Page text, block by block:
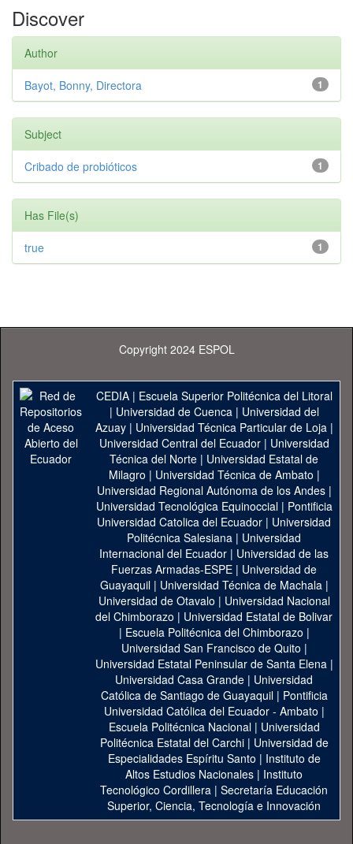
Discover
Author
1
Bayot, Bonny, Directora
Subject
1
Cribado de probióticos
Has File(s)
1
true
Copyright 2024 ESPOL
CEDIA| Escuela Superior Politécnica del Litoral
| Universidad de Cuenca| Universidad del
Azuay| Universidad Técnica Particular de Loja|
Universidad Central del Ecuador| Universidad
Técnica del Norte | Universidad Estatal de
Milagro | Universidad Técnica de Ambato |
Universidad Regional Autónoma de los Andes|
Universidad Tecnológica Equinoccial| Pontificia
Universidad Catolica del Ecuador | Universidad
Politécnica Salesiana | Universidad
Internacional del Ecuador | Universidad de las
Fuerzas Armadas-ESPE | Universidad de
Guayaquil| Universidad Técnica de Machala|
Universidad de Otavalo | Universidad Nacional
del Chimborazo | Universidad Estatal de Bolivar
| Escuela Politécnica del Chimborazo |
Universidad San Francisco de Quito |
Universidad Estatal Peninsular de Santa Elena|
Universidad Casa Grande | Universidad
Católica de Santiago de Guayaquil| Pontificia
Universidad Católica del Ecuador - Ambato |
Escuela Politécnica Nacional| Universidad
Politécnica Estatal del Carchi| Universidad de
Especialidades Espíritu Santo | Instituto de
Altos Estudios Nacionales | Instituto
Tecnológico Cordillera | Secretaría Educación
Superior, Ciencia, Tecnología e Innovación